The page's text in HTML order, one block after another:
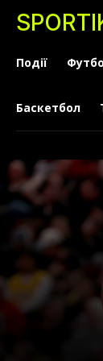
Події
Баскетбол